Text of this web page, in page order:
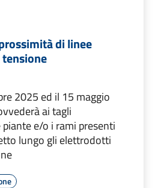
di linee
2025 ed il 15 maggio
ai tagli
e/o i rami presenti
lungo gli elettrodotti